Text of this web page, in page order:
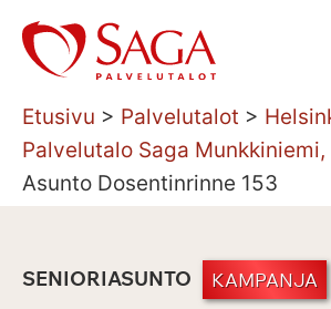
Siirry
sisältöön
Etusivu > Palvelutalot >
Palvelutalo Saga Munkkiniemi,
Asunto Dosentinrinne 153
SENIORIASUNTO KAMPANJA